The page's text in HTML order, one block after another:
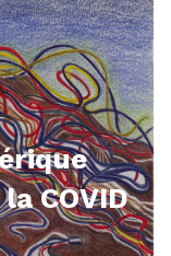
COVID